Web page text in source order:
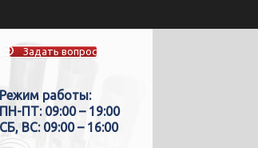
Задать вопрос
Режим работы:
ПН-ПТ: 09:00 – 19:00
СБ, ВС: 09:00 – 16:00